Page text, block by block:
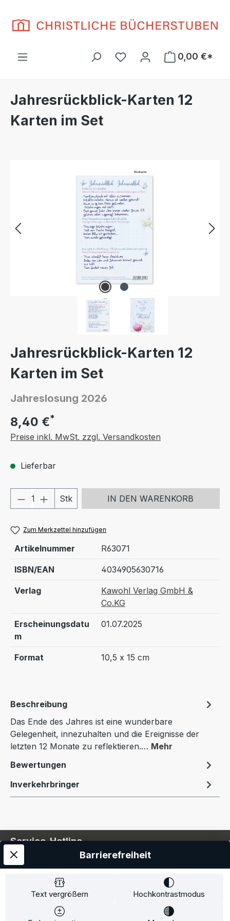
Du hast 0 Produkte auf
0,00 €*
Jahresrückblick-Karten 12
Karten im Set
Jahresrückblick-Karten 12
Karten im Set
Jahreslosung 2026
8,40 €*
Preise inkl. MwSt. zzgl. Versandkosten
Lieferbar
Produkt Anzahl: Gib den
Stk IN DEN WARENKORB
Zum Merkzettel hinzufügen
Artikelnummer R63071
ISBN/EAN 4034905630716
Verlag
Kawohl Verlag GmbH &
Co.KG
Erscheinungsdatu
m
01.07.2025
Format 10,5 x 15 cm
Beschreibung
Das Ende des Jahres ist eine wunderbare
Gelegenheit, innezuhalten und die Ereignisse der
letzten 12 Monate zu reflektieren.… Mehr
Bewertungen
Inverkehrbringer
Service-Hotline
Service
Information
Text vergrößern Hochkontrastmodus
Barrierefreiheit